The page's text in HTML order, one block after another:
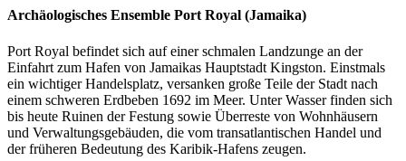
Archäologisches Ensemble Port Royal (Jamaika)
Port Royal befindet sich auf einer schmalen Landzunge an der
Einfahrt zum Hafen von Jamaikas Hauptstadt Kingston. Einstmals
ein wichtiger Handelsplatz, versanken große Teile der Stadt nach
einem schweren Erdbeben 1692 im Meer. Unter Wasser finden sich
bis heute Ruinen der Festung sowie Überreste von Wohnhäusern
und Verwaltungsgebäuden, die vom transatlantischen Handel und
der früheren Bedeutung des Karibik-Hafens zeugen.